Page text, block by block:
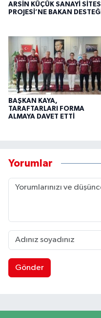
ARSİN KÜÇÜK SANAYİ SİTESİ
PROJESİ’NE BAKAN DESTEĞİ
BAŞKAN KAYA,
TARAFTARLARI FORMA
ALMAYA DAVET ETTİ
Yorumlar
Gönder